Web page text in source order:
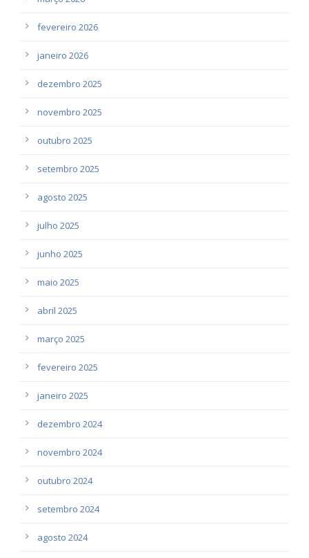
fevereiro 2026
janeiro 2026
dezembro 2025
novembro 2025
outubro 2025
setembro 2025
agosto 2025
julho 2025
junho 2025
maio 2025
abril 2025
março 2025
fevereiro 2025
janeiro 2025
dezembro 2024
novembro 2024
outubro 2024
setembro 2024
agosto 2024